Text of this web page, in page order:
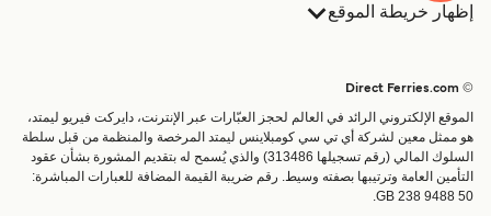
إظهار خريطة الموقع
البلدان
خدمات الزبائن
الباحث عن الرحلات والموانئ
تذاكر العبّارة
العبارات
شحن
عبارة صغيرة
القطار والعبارة
© Direct Ferries.com
الموقع الإلكتروني الرائد في العالم لحجز العبّارات عبر الإنترنت، دايركت فيريو ليمتد،
هو ممثل معين لشركة أي تي سي كومبلاينس ليمتد المرخصة والمنظمة من قبل سلطة
السلوك المالي (رقم تسجيلها 313486) والذي يُسمح له بتقديم المشورة بشأن عقود
التأمين العامة وترتيبها بصفته وسيط. رقم ضريبة القيمة المضافة للعبارات المباشرة:
GB 238 9488 50.